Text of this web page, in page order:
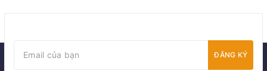
ĐĂNG KÝ